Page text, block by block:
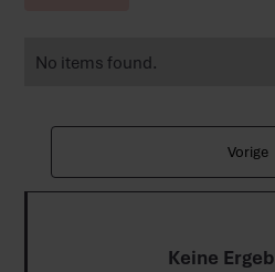
No items found.
Vorige
Keine